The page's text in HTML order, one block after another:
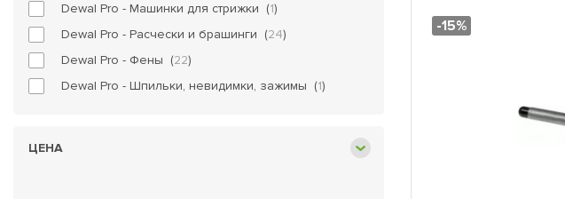
Dewal Pro - Машинки для стрижки (1)
Dewal Pro - Расчески и брашинги (24)
Dewal Pro - Фены (22)
Dewal Pro - Шпильки, невидимки, зажимы (1)
ЦЕНА
-15%